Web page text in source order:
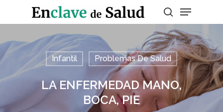
Presiona enter para buscar o ESC para
salir
Infantil Problemas De Salud
LA ENFERMEDAD MANO,
BOCA, PIE